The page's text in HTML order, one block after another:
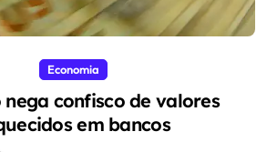
Economia
nega confisco de valores
em bancos